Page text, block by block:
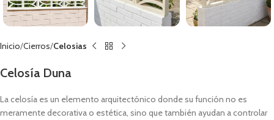
Inicio Cierros Celosias
Celosía Duna
La celosía es un elemento arquitectónico donde su función no es
meramente decorativa o estética, sino que también ayudan a controlar